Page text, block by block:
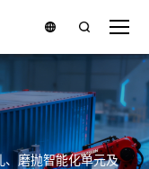
、磨抛智能化单元及